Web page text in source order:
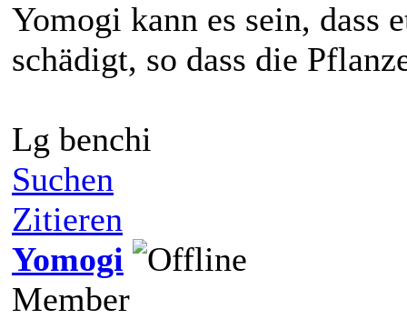
Yomogi kann es sein, dass
schädigt, so dass die
Lg benchi
Suchen
Zitieren
Yomogi
Member